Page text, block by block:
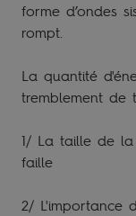
forme d’ondes
rompt.
La quantité
tremblement de
1/ La taille de
faille
2/ L'importance